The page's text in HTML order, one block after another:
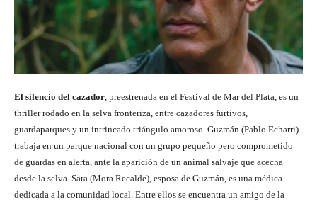
El silencio del cazador, preestrenada en el Festival de Mar del Plata, es un
thriller rodado en la selva fronteriza, entre cazadores furtivos,
guardaparques y un intrincado triángulo amoroso. Guzmán (Pablo Echarri)
trabaja en un parque nacional con un grupo pequeño pero comprometido
de guardas en alerta, ante la aparición de un animal salvaje que acecha
desde la selva. Sara (Mora Recalde), esposa de Guzmán, es una médica
dedicada a la comunidad local. Entre ellos se encuentra un amigo de la